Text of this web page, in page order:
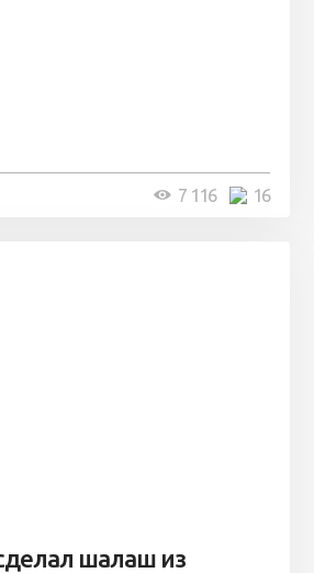
16
7 116
шалаш из